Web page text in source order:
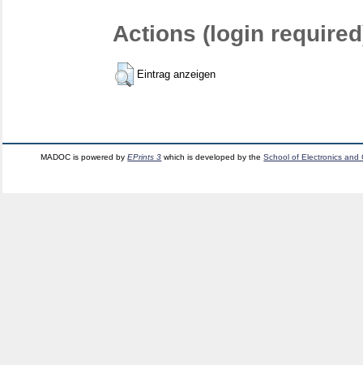
Actions (login
Eintrag anzeigen
MADOC is powered byEPrints 3 which is developed by theSchool of Electronics and